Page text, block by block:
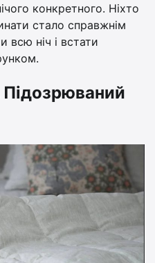
конкретного. Ніхто
стало справжнім
всю ніч і встати
Підозрюваний